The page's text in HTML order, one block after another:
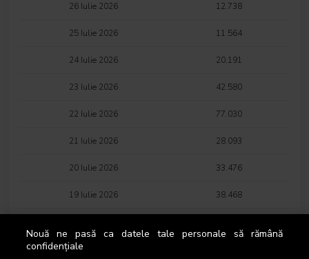
26 Iulie 2026 12.738
25 Iulie 2026 11.564
24 Iulie 2026 20.191
23 Iulie 2026 42.580
22 Iulie 2026 77.030
21 Iulie 2026 28.093
20 Iulie 2026 33.476
19 Iulie 2026 38.468
17 Iulie 2026
Nouă ne pasă ca datele tale personale să rămână
confidențiale